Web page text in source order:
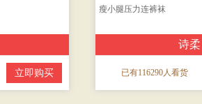
立即购买
瘦小腿压力连裤袜
诗柔
已有116290人看货